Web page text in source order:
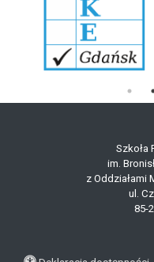
Szkoła
im.
z
ul.
85-